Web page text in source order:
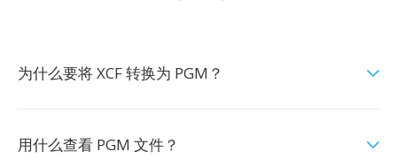
为什么要将 XCF 转换为 PGM？
用什么查看 PGM 文件？